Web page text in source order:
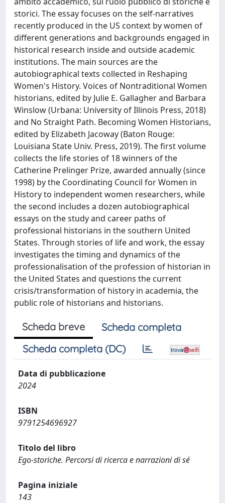
storici. The essay focuses on the self-narratives
recently produced in the US context by women of
different generations and backgrounds engaged in
historical research inside and outside academic
institutions. The main sources are the
autobiographical texts collected in Reshaping
Women's History. Voices of Nontraditional Women
historians, edited by Julie E. Gallagher and Barbara
Winslow (Urbana: University of Illinois Press, 2018)
and No Straight Path. Becoming Women Historians,
edited by Elizabeth Jacoway (Baton Rouge:
Louisiana State Univ. Press, 2019). The first volume
collects the life stories of 18 winners of the
Catherine Prelinger Prize, awarded annually (since
1998) by the Coordinating Council for Women in
History to independent women researchers, while
the second includes a dozen autobiographical
essays on the study and career paths of
professional historians in the southern United
States. Through stories of life and work, the essay
investigates the timing and dynamics of the
professionalisation of the profession of historian in
the United States and questions the current
crisis/transformation of history in academia, the
public role of historians and historians.
Scheda breve
Scheda completa
Scheda completa (DC)
Data di pubblicazione
2024
ISBN
9791254696927
Titolo del libro
Ego-storiche. Percorsi di ricerca e narrazioni di sé
Pagina iniziale
143